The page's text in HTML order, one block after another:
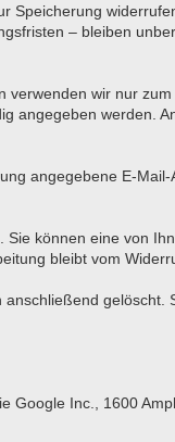
Speicherung
– bleiben
wir nur
angegeben werden.
angegebene E-
können eine von
bleibt vom
gelöscht.
Inc., 1600